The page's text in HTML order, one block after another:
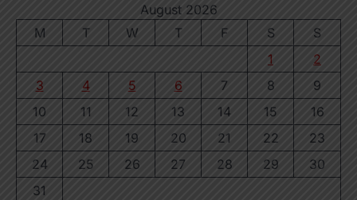
August 2026
M
T W T F S
S
1
2
3
4 5 6 7 8
9
10
11 12 13 14 15
16
17
18 19 20 21 22
23
24
25 26 27 28 29
30
31